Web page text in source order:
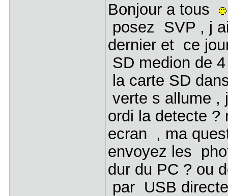
Bonjour a tous
posez SVP , j
dernier et ce
SD medion de
la carte SD
verte s allume
ordi la detecte ?
ecran , ma
envoyez les
dur du PC ? ou
par USB